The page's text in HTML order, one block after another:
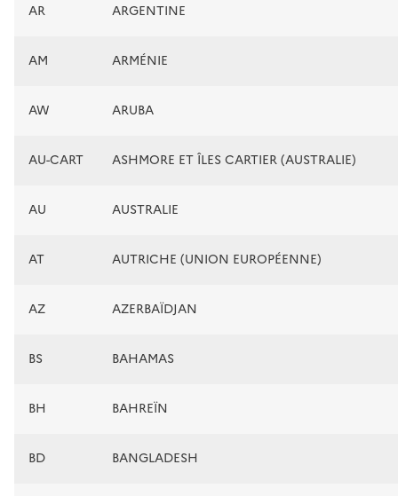
AR ARGENTINE
AM ARMÉNIE
AW ARUBA
AU-CART ASHMORE ET ÎLES CARTIER (AUSTRALIE)
AU AUSTRALIE
AT AUTRICHE (UNION EUROPÉENNE)
AZ AZERBAÏDJAN
BS BAHAMAS
BH BAHREÏN
BD BANGLADESH